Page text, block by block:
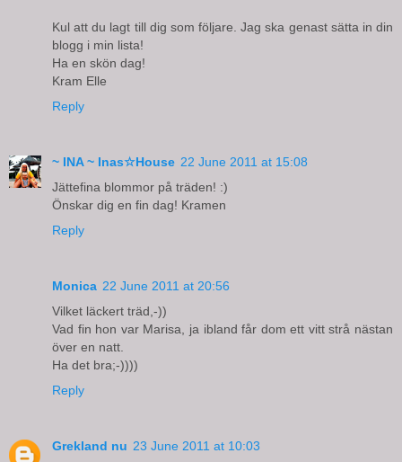
Kul att du lagt till dig som följare. Jag ska genast sätta in din
blogg i min lista!
Ha en skön dag!
Kram Elle
Reply
~ INA ~ Inas☆House 22 June 2011 at 15:08
Jättefina blommor på träden! :)
Önskar dig en fin dag! Kramen
Reply
Monica 22 June 2011 at 20:56
Vilket läckert träd,-))
Vad fin hon var Marisa, ja ibland får dom ett vitt strå nästan
över en natt.
Ha det bra;-))))
Reply
Grekland nu 23 June 2011 at 10:03